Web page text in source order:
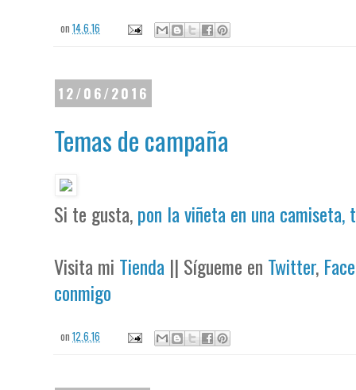
on14.6.16
12/06/2016
Temas de campaña
Si te gusta,pon la viñeta en una camiseta,
Visita mi Tienda || Sígueme en Twitter,
conmigo
on12.6.16